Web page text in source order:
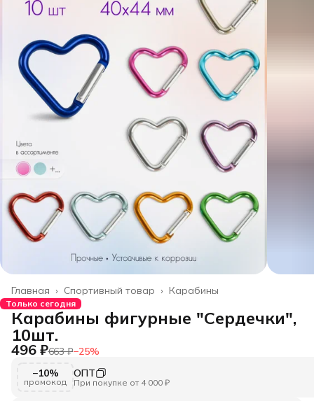
Карабины
Спортивный товар ›
Главная ›
Только сегодня
Карабины фигурные "Сердечки",
10шт.
496 ₽663 ₽−25%
−10%
промокод
ОПТ
При покупке от 4 000 ₽